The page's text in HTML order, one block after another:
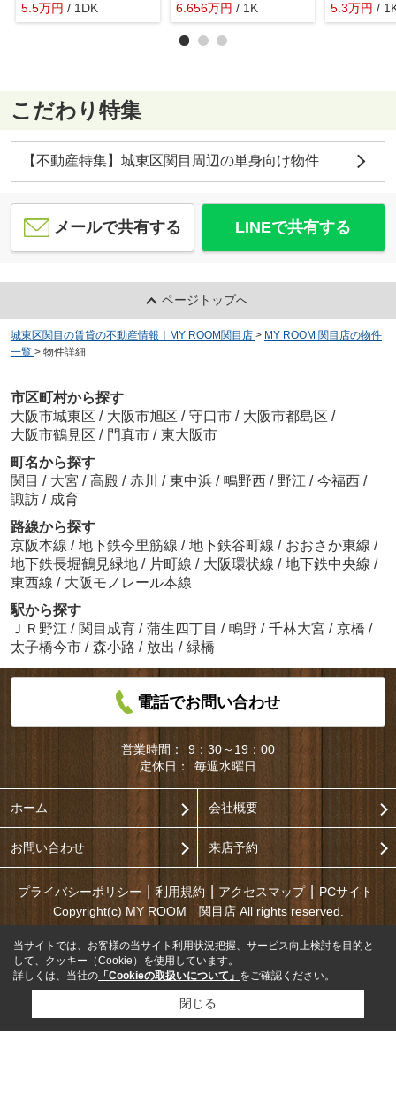
5.5万円 / 1DK
6.656万円 / 1K 5.3万円 /
こだわり特集
【不動産特集】城東区関目周辺の単身向け物件
メールで共有する LINEで共有する
ページトップへ
城東区関目の賃貸の不動産情報｜MY ROOM関目店 > MY ROOM 関目店の物件
一覧 > 物件詳細
市区町村から探す
大阪市城東区 / 大阪市旭区 / 守口市 / 大阪市都島区 /
大阪市鶴見区 / 門真市 / 東大阪市
町名から探す
関目 / 大宮 / 高殿 / 赤川 / 東中浜 / 鴫野西 / 野江 / 今福西 /
諏訪 / 成育
路線から探す
京阪本線 / 地下鉄今里筋線 / 地下鉄谷町線 / おおさか東線 /
地下鉄長堀鶴見緑地 / 片町線 / 大阪環状線 / 地下鉄中央線 /
東西線 / 大阪モノレール本線
駅から探す
ＪＲ野江 / 関目成育 / 蒲生四丁目 / 鴫野 / 千林大宮 / 京橋 /
太子橋今市 / 森小路 / 放出 / 緑橋
電話でお問い合わせ
営業時間：
9：30～19：00
定休日：
毎週水曜日
ホーム 会社概要
お問い合わせ 来店予約
プライバシーポリシー 利用規約 アクセスマップ
PCサイト
Copyright(c) MY ROOM 関目店 All rights reserved.
当サイトでは、お客様の当サイト利用状況把握、サービス向上検討を目的と
して、クッキー（Cookie）を使用しています。
詳しくは、当社の 「Cookieの取扱いについて」 をご確認ください。
閉じる